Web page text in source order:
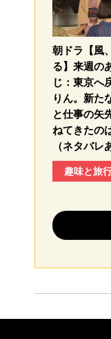
朝ドラ【風
る】来週の
じ：東京へ
りん。新た
と仕事の矢
ねてきたの
（ネタバレ
趣味と旅